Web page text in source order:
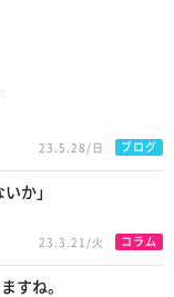
23.5.28/日 ブログ
か」
23.3.21/火 コラム
すね。